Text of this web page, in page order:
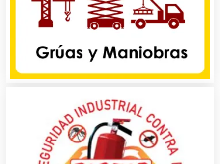
Automóviles Nuevos y Usados
Autopartes Eléctricas
Balnearios